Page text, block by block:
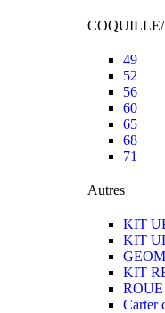
49
52
56
60
65
68
71
Autres
KIT
KIT
KIT
Carter